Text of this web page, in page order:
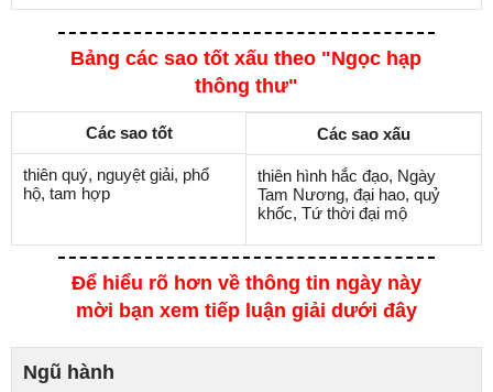
Bảng các sao tốt xấu theo "Ngọc hạp
thông thư"
Các sao tốt
thiên quý, nguyệt giải, phổ
hộ, tam hợp
Các sao xấu
thiên hình hắc đạo, Ngày
Tam Nương, đại hao, quỷ
khốc, Tứ thời đại mộ
Để hiểu rõ hơn về thông tin ngày này
mời bạn xem tiếp luận giải dưới đây
Ngũ hành